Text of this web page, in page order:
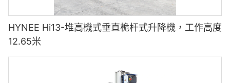
HYNEE Hi13-堆高機式垂直桅杆式升降機，工作高度
12.65米